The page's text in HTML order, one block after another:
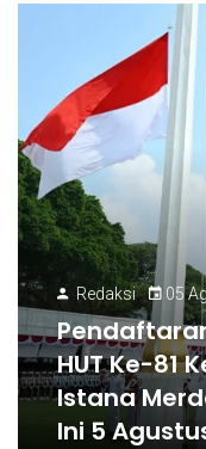
Redaksi 05
HUT Ke-81
Istana
Ini 5